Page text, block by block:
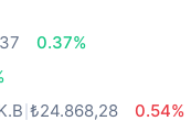
0.37%
₺24.868,28
0.54%